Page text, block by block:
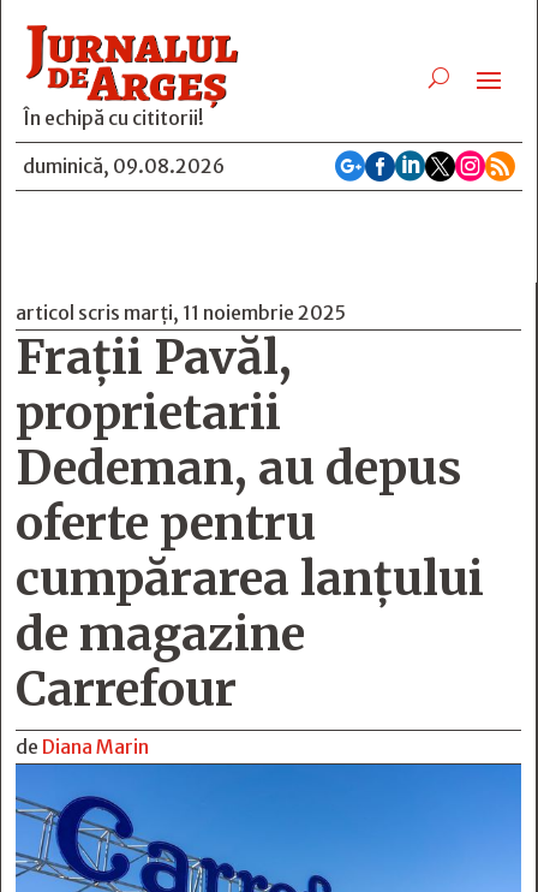
În echipă cu cititorii!
duminică, 09.08.2026

articol scris marți, 11 noiembrie 2025
Frații Pavăl,
proprietarii
Dedeman, au depus
oferte pentru
cumpărarea lanțului
de magazine
Carrefour
de Diana Marin